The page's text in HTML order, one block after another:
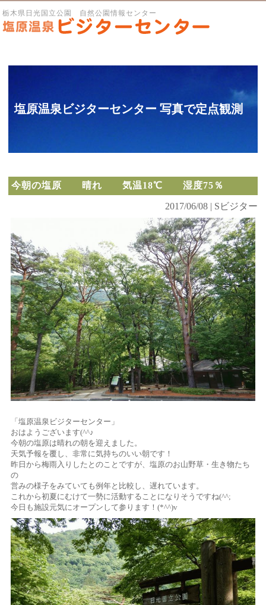
栃木県日光国立公園 自然公園情報センター
塩原温泉ビジターセンター 写真で定点観測
今朝の塩原 晴れ 気温18℃ 湿度75％
2017/06/08 | Sビジター
「塩原温泉ビジターセンター」
おはようございます(^^♪
今朝の塩原は晴れの朝を迎えました。
天気予報を覆し、非常に気持ちのいい朝です！
昨日から梅雨入りしたとのことですが、塩原のお山野草・生き物たち
の
営みの様子をみていても例年と比較し、遅れています。
これから初夏にむけて一勢に活動することになりそうですね(^^;
今日も施設元気にオープンして参ります！(*^^)v